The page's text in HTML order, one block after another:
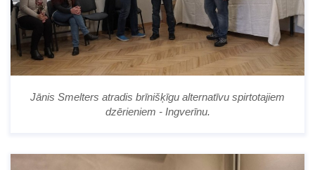
Jānis Smelters atradis brīnišķīgu alternatīvu spirtotajiem
dzērieniem - Ingverīnu.